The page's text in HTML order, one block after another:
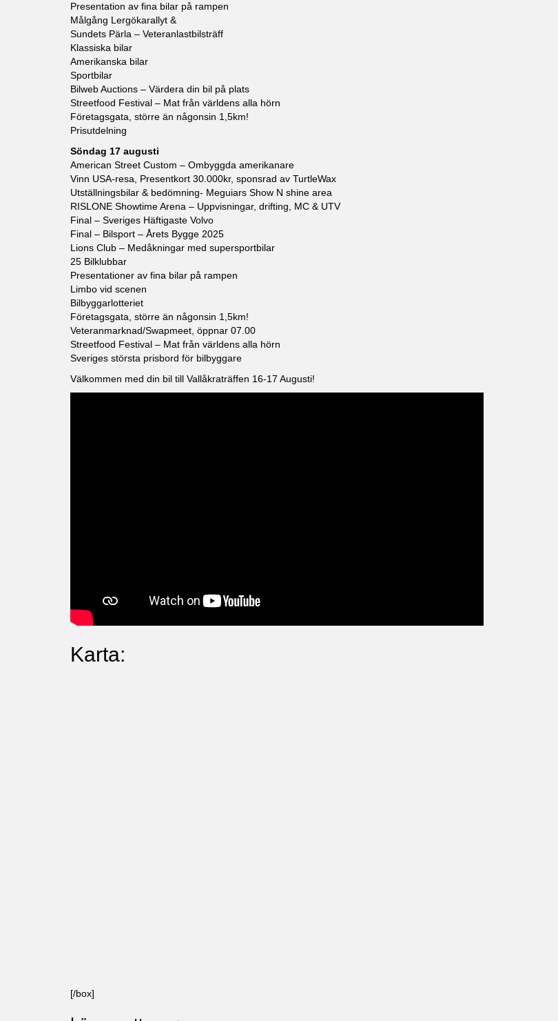
Presentation av fina bilar på rampen
Målgång Lergökarallyt &
Sundets Pärla – Veteranlastbilsträff
Klassiska bilar
Amerikanska bilar
Sportbilar
Bilweb Auctions – Värdera din bil på plats
Streetfood Festival – Mat från världens alla hörn
Företagsgata, större än någonsin 1,5km!
Prisutdelning
Söndag 17 augusti
American Street Custom – Ombyggda amerikanare
Vinn USA-resa, Presentkort 30.000kr, sponsrad av TurtleWax
Utställningsbilar & bedömning- Meguiars Show N shine area
RISLONE Showtime Arena – Uppvisningar, drifting, MC & UTV
Final – Sveriges Häftigaste Volvo
Final – Bilsport – Årets Bygge 2025
Lions Club – Medåkningar med supersportbilar
25 Bilklubbar
Presentationer av fina bilar på rampen
Limbo vid scenen
Bilbyggarlotteriet
Företagsgata, större än någonsin 1,5km!
Veteranmarknad/Swapmeet, öppnar 07.00
Streetfood Festival – Mat från världens alla hörn
Sveriges största prisbord för bilbyggare
Välkommen med din bil till Vallåkraträffen 16-17 Augusti!
Karta:
[/box]